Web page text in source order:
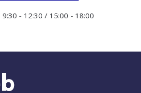
9:30 - 12:30 / 15:00 - 18:00